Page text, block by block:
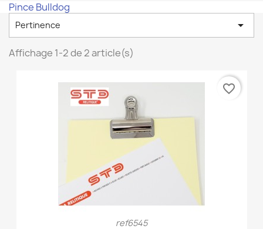
Pince Bulldog
Pertinence 
Affichage 1-2 de 2 article(s)
ref6545
favorite_border